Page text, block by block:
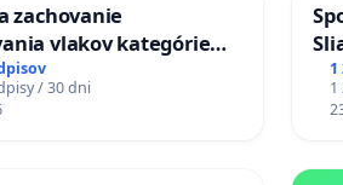
zachovanie
vlakov kategórie
TATRAN v železničnej
/ 30 dni
1
1